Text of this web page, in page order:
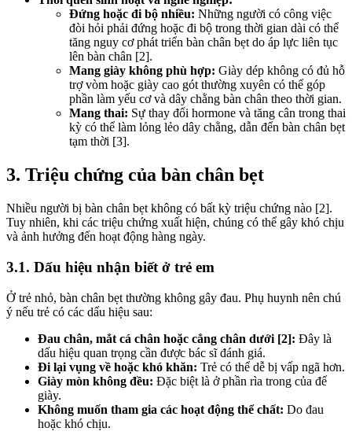
Đứng hoặc đi bộ nhiều: Những người có công việc
đòi hỏi phải đứng hoặc đi bộ trong thời gian dài có thể
tăng nguy cơ phát triển bàn chân bẹt do áp lực liên tục
lên bàn chân [2].
Mang giày không phù hợp: Giày dép không có đủ hỗ
trợ vòm hoặc giày cao gót thường xuyên có thể góp
phần làm yếu cơ và dây chằng bàn chân theo thời gian.
Mang thai: Sự thay đổi hormone và tăng cân trong thai
kỳ có thể làm lỏng lẻo dây chằng, dẫn đến bàn chân bẹt
tạm thời [3].
3. Triệu chứng của bàn chân bẹt
Nhiều người bị bàn chân bẹt không có bất kỳ triệu chứng nào [2].
Tuy nhiên, khi các triệu chứng xuất hiện, chúng có thể gây khó chịu
và ảnh hưởng đến hoạt động hàng ngày.
3.1. Dấu hiệu nhận biết ở trẻ em
Ở trẻ nhỏ, bàn chân bẹt thường không gây đau. Phụ huynh nên chú
ý nếu trẻ có các dấu hiệu sau:
Đau chân, mắt cá chân hoặc cẳng chân dưới [2]: Đây là
dấu hiệu quan trọng cần được bác sĩ đánh giá.
Đi lại vụng về hoặc khó khăn: Trẻ có thể dễ bị vấp ngã hơn.
Giày mòn không đều: Đặc biệt là ở phần rìa trong của đế
giày.
Không muốn tham gia các hoạt động thể chất: Do đau
hoặc khó chịu.